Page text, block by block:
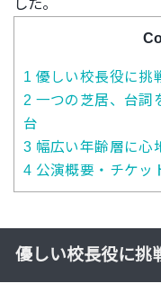
した。
1 優しい校長役に挑
2 一つの芝居、台詞
台
3 幅広い年齢層に心
4 公演概要・チケッ
優しい校長役に挑